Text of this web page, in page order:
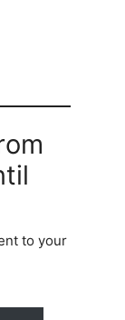
to your